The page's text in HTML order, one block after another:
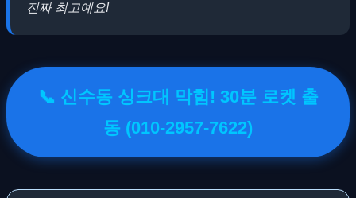
진짜 최고예요!
📞 신수동 싱크대 막힘! 30분 로켓 출
동 (010-2957-7622)